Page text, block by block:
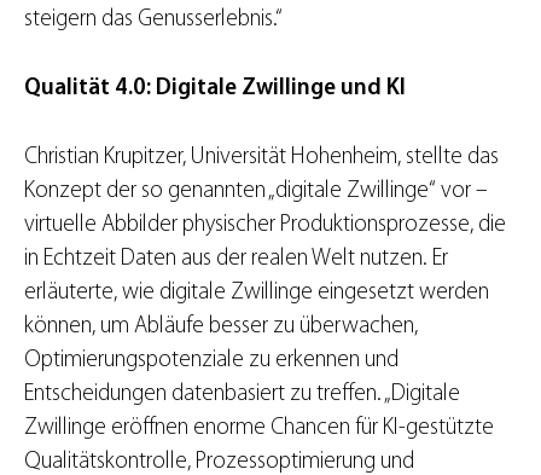
steigern das Genusserlebnis.“
Qualität 4.0: Digitale Zwillinge und KI
Christian Krupitzer, Universität Hohenheim, stellte das
Konzept der so genannten „digitale Zwillinge“ vor –
virtuelle Abbilder physischer Produktionsprozesse, die
in Echtzeit Daten aus der realen Welt nutzen. Er
erläuterte, wie digitale Zwillinge eingesetzt werden
können, um Abläufe besser zu überwachen,
Optimierungspotenziale zu erkennen und
Entscheidungen datenbasiert zu treffen. „Digitale
Zwillinge eröffnen enorme Chancen für KI-gestützte
Qualitätskontrolle, Prozessoptimierung und